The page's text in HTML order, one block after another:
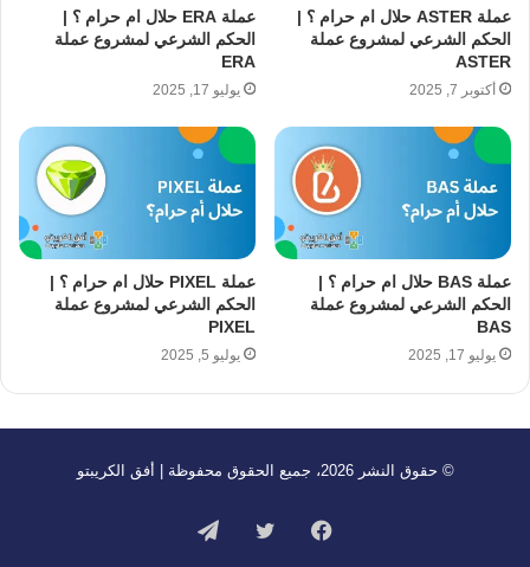
عملة ASTER حلال ام حرام ؟ |
الحكم الشرعي لمشروع عملة
ASTER
أكتوبر 7, 2025
عملة ERA حلال ام حرام ؟ |
الحكم الشرعي لمشروع عملة
ERA
يوليو 17, 2025
عملة BAS حلال ام حرام ؟ |
الحكم الشرعي لمشروع عملة
BAS
يوليو 17, 2025
عملة PIXEL حلال ام حرام ؟ |
الحكم الشرعي لمشروع عملة
PIXEL
يوليو 5, 2025
© حقوق النشر 2026، جميع الحقوق محفوظة | أفق الكريبتو
فيسبوك تويتر تيلقرام